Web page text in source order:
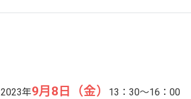
2023年9月8日（金） 13：30～16：00